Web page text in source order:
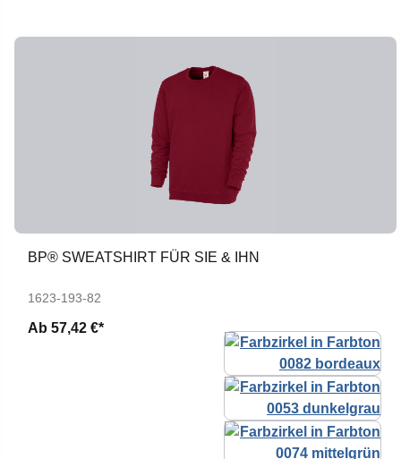
BP® SWEATSHIRT FÜR SIE & IHN
1623-193-82
Ab 57,42 €*